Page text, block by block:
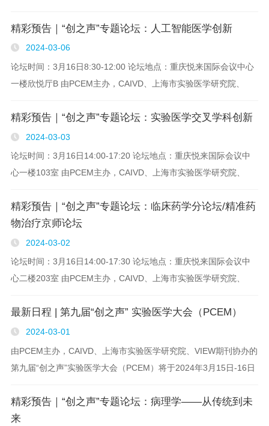
年3月15日-16日在重庆悦来国际..
精彩预告｜“创之声”专题论坛：人工智能医学创新
2024-03-06
论坛时间：3月16日8:30-12:00 论坛地点：重庆悦来国际会议中心
一楼欣悦厅B 由PCEM主办，CAIVD、上海市实验医学研究院、
年3月15日-16日在重庆悦来国际..
精彩预告｜“创之声”专题论坛：实验医学交叉学科创新
2024-03-03
论坛时间：3月16日14:00-17:20 论坛地点：重庆悦来国际会议中
心一楼103室 由PCEM主办，CAIVD、上海市实验医学研究院、
年3月15日-16日在重庆悦来..
精彩预告｜“创之声”专题论坛：临床药学分论坛/精准药
物治疗京师论坛
2024-03-02
论坛时间：3月16日14:00-17:30 论坛地点：重庆悦来国际会议中
心二楼203室 由PCEM主办，CAIVD、上海市实验医学研究院、
年3月15日-16日在重庆悦来国际会..
最新日程 | 第九届“创之声” 实验医学大会（PCEM）
2024-03-01
由PCEM主办，CAIVD、上海市实验医学研究院、VIEW期刊协办的
第九届“创之声”实验医学大会（PCEM）将于2024年3月15日-16日
行 本届大..
精彩预告｜“创之声”专题论坛：病理学——从传统到未
来